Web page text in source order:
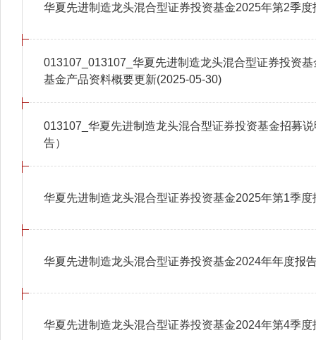
华夏先进制造龙头混合型证券投资基金2025年第2季度
013107_013107_华夏先进制造龙头混合型证券投资
基金产品资料概要更新(2025-05-30)
013107_华夏先进制造龙头混合型证券投资基金招募
告）
华夏先进制造龙头混合型证券投资基金2025年第1季度
华夏先进制造龙头混合型证券投资基金2024年年度报
华夏先进制造龙头混合型证券投资基金2024年第4季度